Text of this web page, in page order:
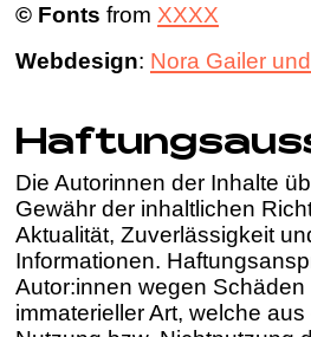
© Fonts from XXXX
Webdesign: Nora Gailer
Die Autorinnen der Inhalte
Gewähr der inhaltlichen
Aktualität, Zuverlässigkeit
Informationen.
Autor:innen wegen
immaterieller Art, welche